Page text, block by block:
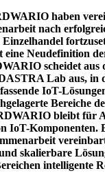
haben
nach
eine Neudefinition
scheidet aus
Lab aus, in
IoT-
Bereiche
bleibt für
IoT-Komponenten.
skalierbare
intelligente